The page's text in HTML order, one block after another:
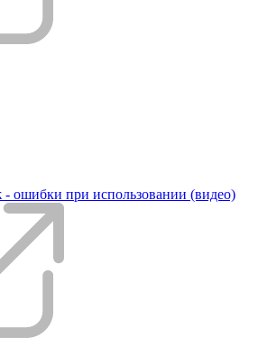
ошибки при использовании (видео)